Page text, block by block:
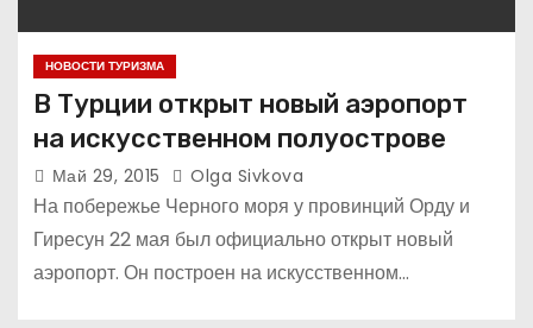
НОВОСТИ ТУРИЗМА
В Турции открыт новый аэропорт
на искусственном полуострове
Май 29, 2015 Olga Sivkova
На побережье Черного моря у провинций Орду и
Гиресун 22 мая был официально открыт новый
аэропорт. Он построен на искусственном…